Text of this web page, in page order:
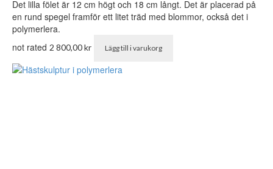
Det lilla fölet är 12 cm högt och 18 cm långt. Det är placerad på
en rund spegel framför ett litet träd med blommor, också det i
polymerlera.
not rated 2 800,00kr Lägg till i varukorg